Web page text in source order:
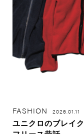
FASHION 2026.01.11
ユニクロのブレイ